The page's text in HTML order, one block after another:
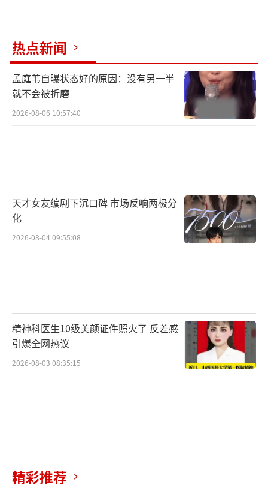
热点新闻
孟庭苇自曝状态好的原因：没有另一半
就不会被折磨
2026-08-06 10:57:40
天才女友编剧下沉口碑 市场反响两极分
化
2026-08-04 09:55:08
精神科医生10级美颜证件照火了 反差感
引爆全网热议
2026-08-03 08:35:15
精彩推荐